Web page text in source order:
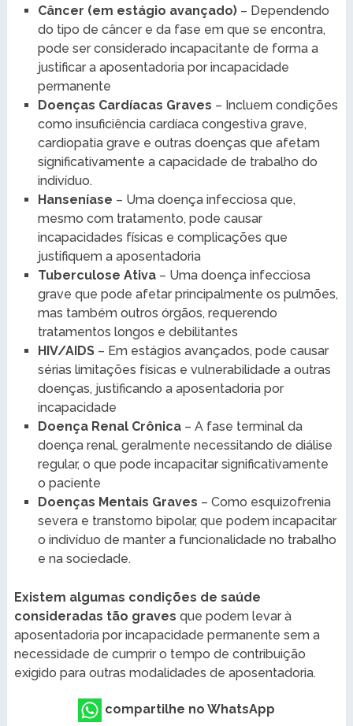
Câncer (em estágio avançado)– Dependendo
do tipo de câncer e da fase em que se encontra,
pode ser considerado incapacitante de forma a
justificar a aposentadoria por incapacidade
permanente
Doenças Cardíacas Graves – Incluem condições
como insuficiência cardíaca congestiva grave,
cardiopatia grave e outras doenças que afetam
significativamente a capacidade de trabalho do
indivíduo.
Hanseníase – Uma doença infecciosa que,
mesmo com tratamento, pode causar
incapacidades físicas e complicações que
justifiquem a aposentadoria
Tuberculose Ativa– Uma doença infecciosa
grave que pode afetar principalmente os pulmões,
mas também outros órgãos, requerendo
tratamentos longos e debilitantes
HIV/AIDS– Em estágios avançados, pode causar
sérias limitações físicas e vulnerabilidade a outras
doenças, justificando a aposentadoria por
incapacidade
Doença Renal Crônica– A fase terminal da
doença renal, geralmente necessitando de diálise
regular, o que pode incapacitar significativamente
o paciente
Doenças Mentais Graves – Como esquizofrenia
severa e transtorno bipolar, que podem incapacitar
o indivíduo de manter a funcionalidade no trabalho
e na sociedade.
Existem algumas condições de saúde
consideradas tão graves que podem levar à
aposentadoria por incapacidade permanente sem a
necessidade de cumprir o tempo de contribuição
exigido para outras modalidades de aposentadoria.
compartilhe no WhatsApp